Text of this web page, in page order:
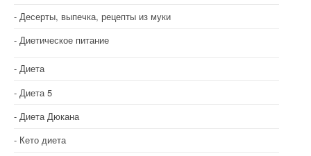
Десерты, выпечка, рецепты из муки
Диетическое питание
Диета
Диета 5
Диета Дюкана
Кето диета